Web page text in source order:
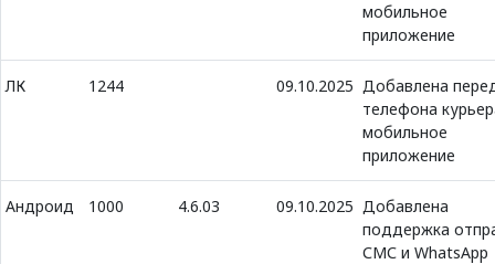
мобильное
приложение
ЛК 1244 09.10.2025 Добавлена
телефона
мобильное
приложение
Андроид 1000 4.6.03 09.10.2025 Добавлена
поддержка
СМС и WhatsApp